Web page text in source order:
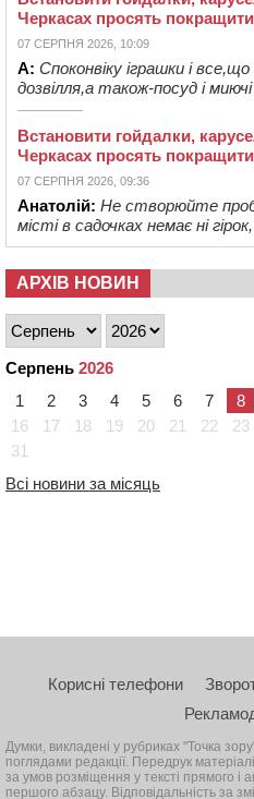
Черкасах просять
07 СЕРПНЯ 2026, 10:09
А: Споконвіку іграшки і
дозвілля,а також-посуд і
Встановити гойдалки,
Черкасах просять
07 СЕРПНЯ 2026, 09:36
Анатолій: Не створюйте
місті в садочках немає ні
АРХІВ НОВИН
Серпень 2026
1
2 3 4 5 6 7 8
16
17 18 19 20 21 22 23
31
Всі новини за місяць
Корисні телефони
Думки, викладені у рубриках "Точка
поглядами редакції. Передрук
за умов розміщення у тексті прямого і
першого абзацу. Відповідальність за